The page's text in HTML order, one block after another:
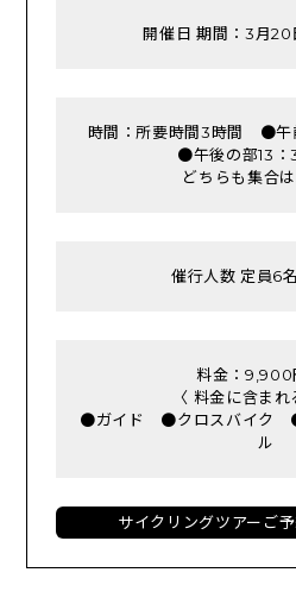
開催日 期間：3月20
時間：所要時間3時間 ●午
●午後の部13：
どちらも集合
催行人数 定員6
料金：9,900
〈 料金に含まれ
●ガイド ●クロスバイク
ル
サイクリングツアーご